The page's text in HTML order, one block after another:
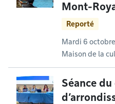
Mont-
Reporté
Mardi 6
Maison de la
Séance